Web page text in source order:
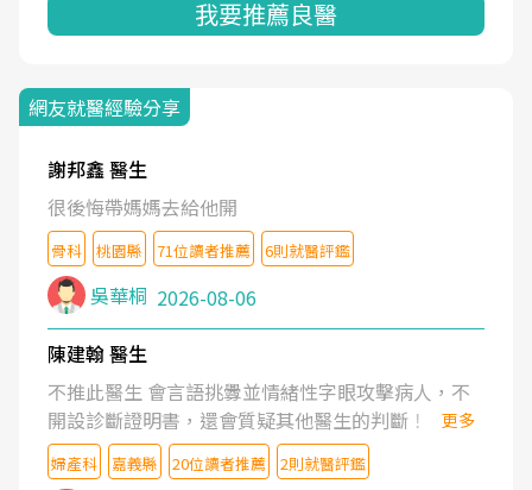
我要推薦良醫
網友就醫經驗分享
謝邦鑫 醫生
很後悔帶媽媽去給他開
骨科 桃園縣 71位讀者推薦 6則就醫評鑑
吳華桐 2026-08-06
陳建翰 醫生
不推此醫生 會言語挑釁並情緒性字眼攻擊病人，不
開設診斷證明書，還會質疑其他醫生的判斷！
更多
婦產科 嘉義縣 20位讀者推薦 2則就醫評鑑